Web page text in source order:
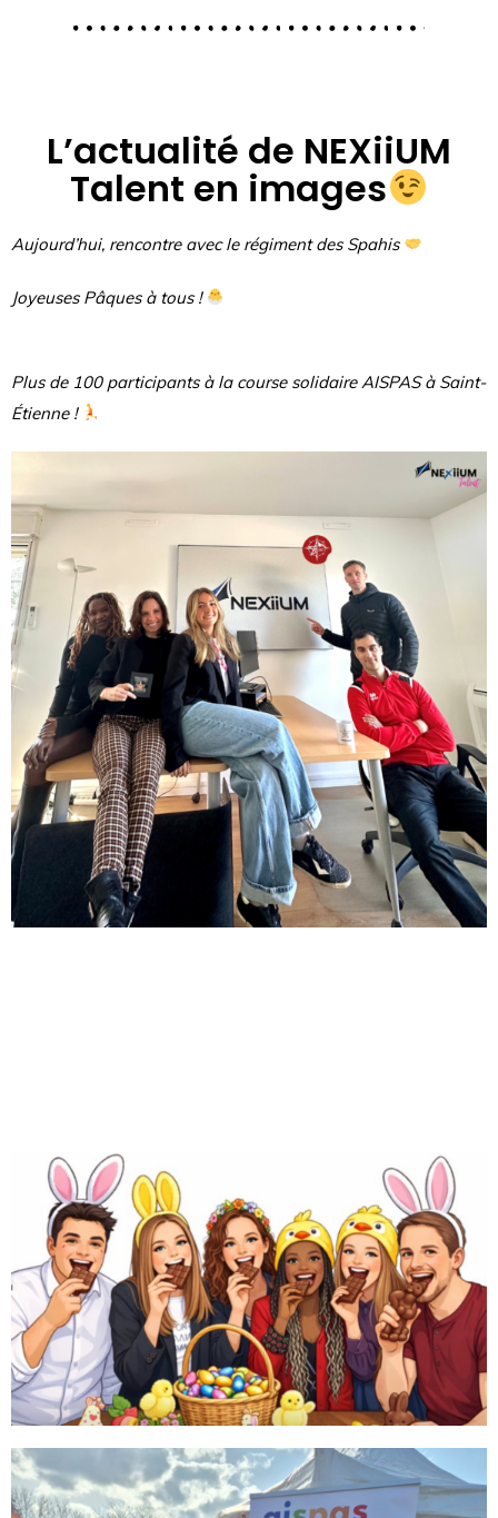
L’actualité de NEXiiUM
Talent en images
Aujourd’hui, rencontre avec le régiment des Spahis
Joyeuses Pâques à tous !
Plus de 100 participants à la course solidaire AISPAS à Saint-
Étienne !